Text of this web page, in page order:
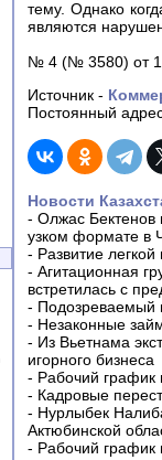
тему. Однако
являются
№ 4 (№ 3580) от
Источник -
Постоянный
Новости
- Олжас Бектенов
узком формате в
- Развитие
- Агитационная
встретилась с
- Подозреваемый
- Незаконные
- Из Вьетнама
игорного бизнеса
- Рабочий график
- Кадровые
- Нурлыбек
Актюбинской
- Рабочий график